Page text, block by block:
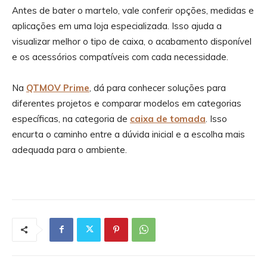
Antes de bater o martelo, vale conferir opções, medidas e
aplicações em uma loja especializada. Isso ajuda a
visualizar melhor o tipo de caixa, o acabamento disponível
e os acessórios compatíveis com cada necessidade.
Na QTMOV Prime , dá para conhecer soluções para
diferentes projetos e comparar modelos em categorias
específicas, na categoria de caixa de tomada . Isso
encurta o caminho entre a dúvida inicial e a escolha mais
adequada para o ambiente.